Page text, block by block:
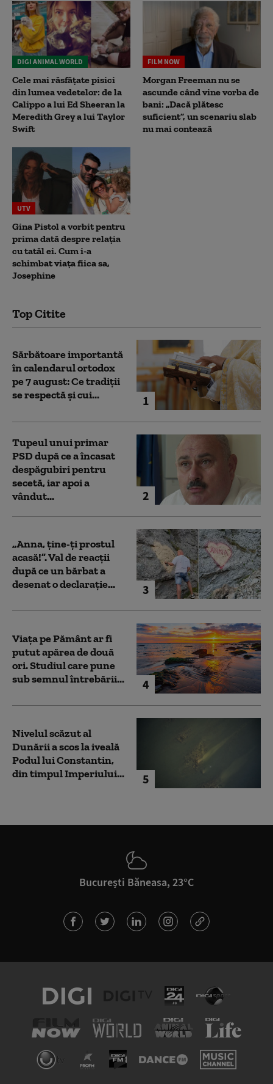
DIGI ANIMAL WORLD
Cele mai răsfățate pisici
din lumea vedetelor: de la
Calippo a lui Ed Sheeran la
Meredith Grey a lui Taylor
Swift
FILM NOW
Morgan Freeman nu se
ascunde când vine vorba de
bani: „Dacă plătesc
suficient”, un scenariu slab
nu mai contează
UTV
Gina Pistol a vorbit pentru
prima dată despre relația
cu tatăl ei. Cum i-a
schimbat viața fiica sa,
Josephine
Top Citite
1
Sărbătoare importantă
în calendarul ortodox
pe 7 august: Ce tradiții
se respectă și cui...
2
Tupeul unui primar
PSD după ce a încasat
despăgubiri pentru
secetă, iar apoi a
vândut...
3
„Anna, ţine-ţi prostul
acasă!”. Val de reacții
după ce un bărbat a
desenat o declarație...
4
Viața pe Pământ ar fi
putut apărea de două
ori. Studiul care pune
sub semnul întrebării...
5
Nivelul scăzut al
Dunării a scos la iveală
Podul lui Constantin,
din timpul Imperiului...
București Băneasa, 23°C